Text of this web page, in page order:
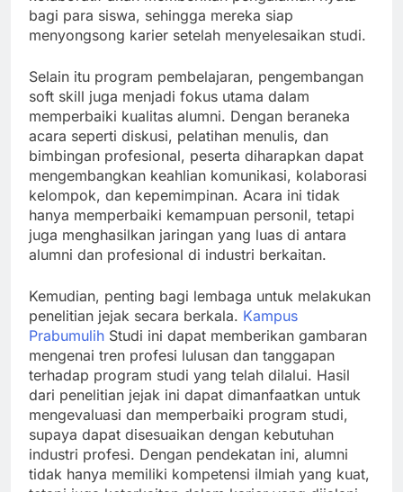
bagi para siswa, sehingga mereka siap
menyongsong karier setelah menyelesaikan studi.
Selain itu program pembelajaran, pengembangan
soft skill juga menjadi fokus utama dalam
memperbaiki kualitas alumni. Dengan beraneka
acara seperti diskusi, pelatihan menulis, dan
bimbingan profesional, peserta diharapkan dapat
mengembangkan keahlian komunikasi, kolaborasi
kelompok, dan kepemimpinan. Acara ini tidak
hanya memperbaiki kemampuan personil, tetapi
juga menghasilkan jaringan yang luas di antara
alumni dan profesional di industri berkaitan.
Kemudian, penting bagi lembaga untuk melakukan
penelitian jejak secara berkala. Kampus
Prabumulih Studi ini dapat memberikan gambaran
mengenai tren profesi lulusan dan tanggapan
terhadap program studi yang telah dilalui. Hasil
dari penelitian jejak ini dapat dimanfaatkan untuk
mengevaluasi dan memperbaiki program studi,
supaya dapat disesuaikan dengan kebutuhan
industri profesi. Dengan pendekatan ini, alumni
tidak hanya memiliki kompetensi ilmiah yang kuat,